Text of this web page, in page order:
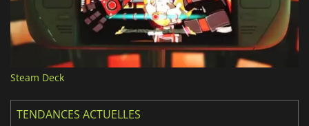
Steam Deck
TENDANCES ACTUELLES